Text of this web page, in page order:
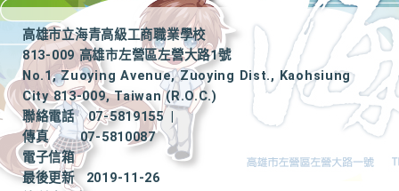
高雄市立海青高級工商職業學校
813-009 高雄市左營區左營大路1號
No.1, Zuoying Avenue, Zuoying Dist., Kaohsiung
City 813-009, Taiwan (R.O.C.)
聯絡電話
07-5819155
|
傳真
07-5810087
電子信箱
最後更新
2019-11-26